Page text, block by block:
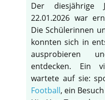
Der diesjährige
22.01.2026 war
Die Schülerinnen
konnten sich in
ausprobieren
entdecken. Ein
wartete auf sie:
Football, ein